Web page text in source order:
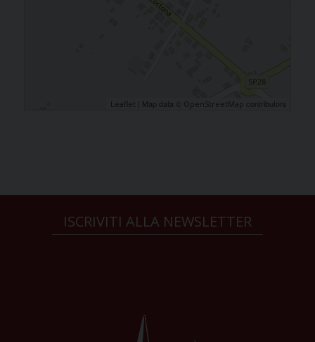
Leaflet | Map data © OpenStreetMap contributors
ISCRIVITI ALLA NEWSLETTER